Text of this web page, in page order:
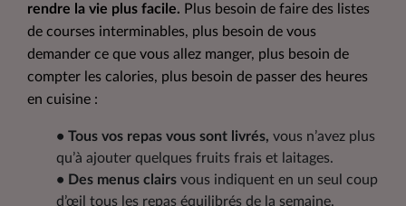
rendre la vie plus facile. Plus besoin de faire des listes
de courses interminables, plus besoin de vous
demander ce que vous allez manger, plus besoin de
compter les calories, plus besoin de passer des heures
en cuisine :
• Tous vos repas vous sont livrés, vous n’avez plus
qu’à ajouter quelques fruits frais et laitages.
• Des menus clairs vous indiquent en un seul coup
d’œil tous les repas équilibrés de la semaine.